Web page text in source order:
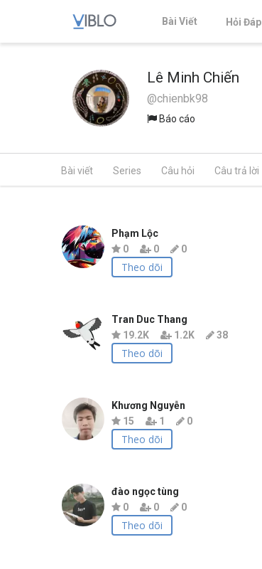
Bài Viết Hỏi Đáp
Lê Minh Chiến
@chienbk98
Báo cáo
Bài viết Series Câu hỏi Câu trả lời
Phạm Lộc
0
0 0
Theo dõi
Tran Duc Thang
19.2K
1.2K 38
Theo dõi
Khương Nguyễn
15
1 0
Theo dõi
đào ngọc tùng
0
0 0
Theo dõi